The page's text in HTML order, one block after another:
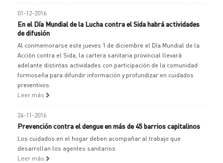
01-12-2016
En el Día Mundial de la Lucha contra el Sida habrá actividades
de difusión
Al conmemorarse este jueves 1 de diciembre el Día Mundial de la
Acción contra el Sida, la cartera sanitaria provincial llevará
adelante distintas actividades con participación de la comunidad
formoseña para difundir información y profundizar en cuidados
preventivos.
Leer más
24-11-2016
Prevención contra el dengue en más de 45 barrios capitalinos
Los cuidados en el hogar deben acompañar al trabajo que
desarrollan los agentes sanitarios
Leer más